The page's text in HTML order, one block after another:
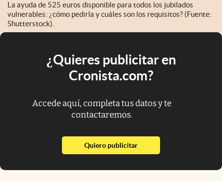
La ayuda de 525 euros disponible para todos los jubilados
vulnerables: ¿cómo pedirla y cuáles son los requisitos? (Fuente:
Shutterstock).
¿Quieres publicitar en
Cronista.com?
Accede aquí, completa tus datos y te
contactaremos.
Quiero publicitarabre en nueva pestaña